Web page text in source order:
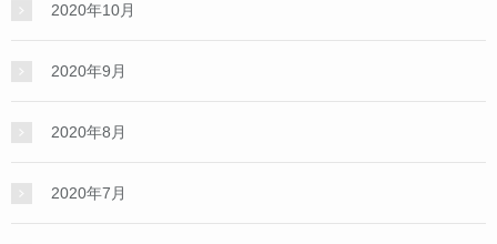
2020年10月
2020年9月
2020年8月
2020年7月